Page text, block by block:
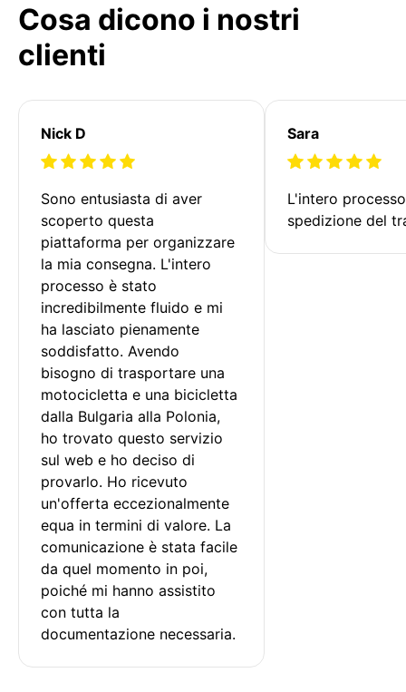
Cosa dicono i nostri
clienti
Nick D
Sono entusiasta di aver
scoperto questa
piattaforma per organizzare
la mia consegna. L'intero
processo è stato
incredibilmente fluido e mi
ha lasciato pienamente
soddisfatto. Avendo
bisogno di trasportare una
motocicletta e una bicicletta
dalla Bulgaria alla Polonia,
ho trovato questo servizio
sul web e ho deciso di
provarlo. Ho ricevuto
un'offerta eccezionalmente
equa in termini di valore. La
comunicazione è stata facile
da quel momento in poi,
poiché mi hanno assistito
con tutta la
documentazione necessaria.
Sara
L'intero
spedizione del